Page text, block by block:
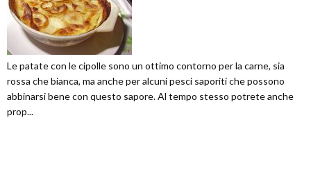
Le patate con le cipolle sono un ottimo contorno per la carne, sia
rossa che bianca, ma anche per alcuni pesci saporiti che possono
abbinarsi bene con questo sapore. Al tempo stesso potrete anche
prop...